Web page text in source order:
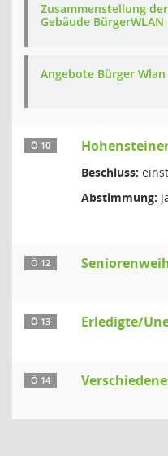
Zusammenstellung
Gebäude BürgerWLAN
Angebote Bürger Wlan
Ö 10
Beschluss:
Abstimmung:
Ö 12
Ö 13 Erledigte/
Ö 14